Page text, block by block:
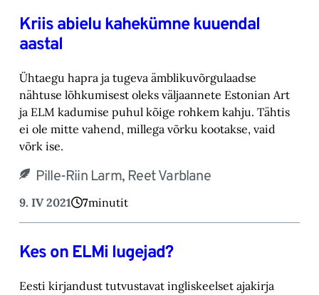
Kriis abielu kahekümne kuuendal
aastal
Ühtaegu hapra ja tugeva ämblikuvõrgulaadse
nähtuse lõhkumisest oleks väljaannete Estonian Art
ja ELM kadumise puhul kõige rohkem kahju. Tähtis
ei ole mitte vahend, millega võrku kootakse, vaid
võrk ise.
Pille-Riin Larm, Reet Varblane
9. IV 2021 7minutit
Kes on ELMi lugejad?
Eesti kirjandust tutvustavat ingliskeelset ajakirja